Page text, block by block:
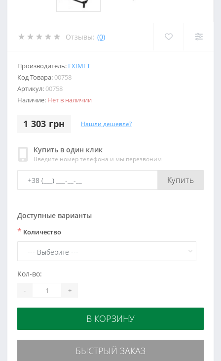
Отзывы: (0)
Производитель: EXIMET
Код Товара:00758
Артикул:00758
Наличие: Нет в наличии
1 303 грн Нашли дешевле?
Купить в один клик
Введите номер телефона и мы перезвоним
Купить
Доступные варианты
* Количество
Кол-во:
- +
В КОРЗИНУ
БЫСТРЫЙ ЗАКАЗ